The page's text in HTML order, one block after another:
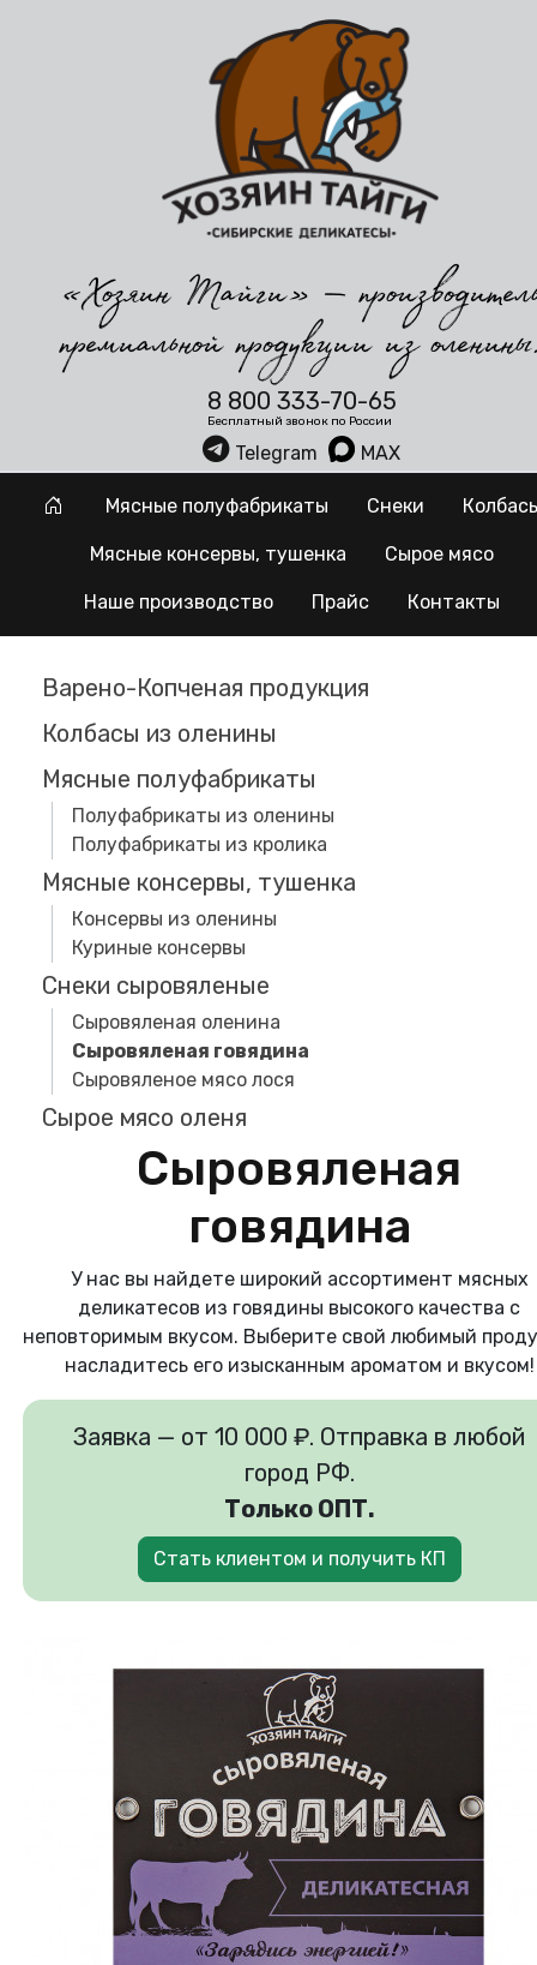
«Хозяин Тайги» —
премиальной продукции из
8 800 333-70-65
Бесплатный звонок по России
MAX
Telegram
Мясные полуфабрикаты Снеки
Мясные консервы, тушенка Сырое мясо
Наше производство Прайс Контакты
Варено-Копченая продукция
Колбасы из оленины
Мясные полуфабрикаты
Полуфабрикаты из оленины
Полуфабрикаты из кролика
Мясные консервы, тушенка
Консервы из оленины
Куриные консервы
Снеки сыровяленые
Сыровяленая оленина
Сыровяленая говядина
Сыровяленое мясо лося
Сырое мясо оленя
Сыровяленая
говядина
У нас вы найдете широкий ассортимент мясных
деликатесов из говядины высокого качества с
неповторимым вкусом. Выберите свой любимый
насладитесь его изысканным ароматом и вкусом!
Заявка — от 10 000 ₽. Отправка в любой
город РФ.
Только ОПТ.
Стать клиентом и получить КП